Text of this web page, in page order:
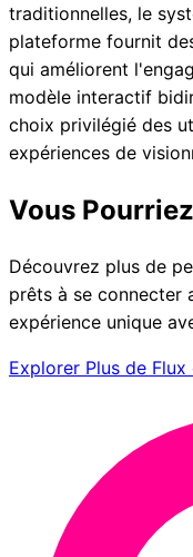
traditionnelles, le
plateforme fournit
qui améliorent
modèle interactif
choix privilégié des
expériences de
Vous
Découvrez plus de
prêts à se connecter
expérience unique
Explorer Plus de Flux